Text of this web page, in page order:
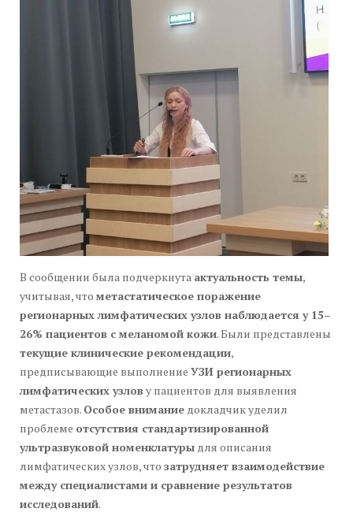
В сообщении была подчеркнута актуальность темы,
учитывая, что метастатическое поражение
регионарных лимфатических узлов наблюдается у 15–
26% пациентов с меланомой кожи. Были представлены
текущие клинические рекомендации,
предписывающие выполнение УЗИ регионарных
лимфатических узлов у пациентов для выявления
метастазов. Особое внимание докладчик уделил
проблеме отсутствия стандартизированной
ультразвуковой номенклатуры для описания
лимфатических узлов, что затрудняет взаимодействие
между специалистами и сравнение результатов
исследований.